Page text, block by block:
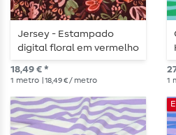
Jersey - Estampado
digital floral em vermelho
bordô
18,49 € *
1 metro | 18,49 € / metro 1